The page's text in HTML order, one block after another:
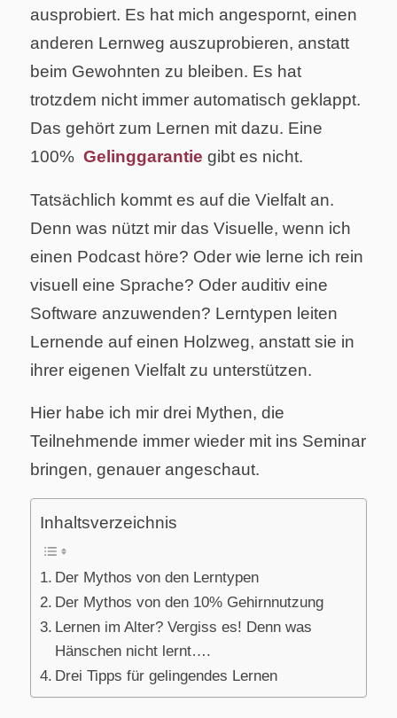
ausprobiert. Es hat mich angespornt, einen
anderen Lernweg auszuprobieren, anstatt
beim Gewohnten zu bleiben. Es hat
trotzdem nicht immer automatisch geklappt.
Das gehört zum Lernen mit dazu. Eine
100% Gelinggarantie gibt es nicht.
Tatsächlich kommt es auf die Vielfalt an.
Denn was nützt mir das Visuelle, wenn ich
einen Podcast höre? Oder wie lerne ich rein
visuell eine Sprache? Oder auditiv eine
Software anzuwenden? Lerntypen leiten
Lernende auf einen Holzweg, anstatt sie in
ihrer eigenen Vielfalt zu unterstützen.
Hier habe ich mir drei Mythen, die
Teilnehmende immer wieder mit ins Seminar
bringen, genauer angeschaut.
Inhaltsverzeichnis
Der Mythos von den Lerntypen
Der Mythos von den 10% Gehirnnutzung
Lernen im Alter? Vergiss es! Denn was
Hänschen nicht lernt….
Drei Tipps für gelingendes Lernen